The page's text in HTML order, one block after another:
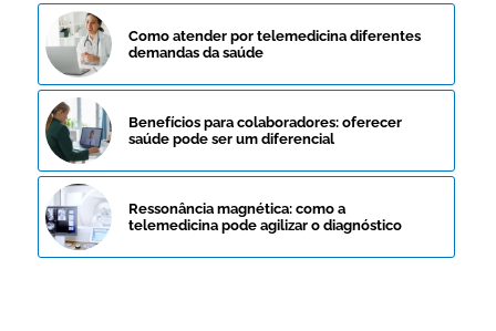
Como atender por telemedicina diferentes
demandas da saúde
Benefícios para colaboradores: oferecer
saúde pode ser um diferencial
Ressonância magnética: como a
telemedicina pode agilizar o diagnóstico